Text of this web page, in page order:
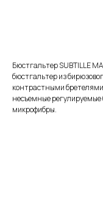
Бюстгальтер SUBTILLE
бюстгальтер из
контрастными
несъемные
микрофибры.